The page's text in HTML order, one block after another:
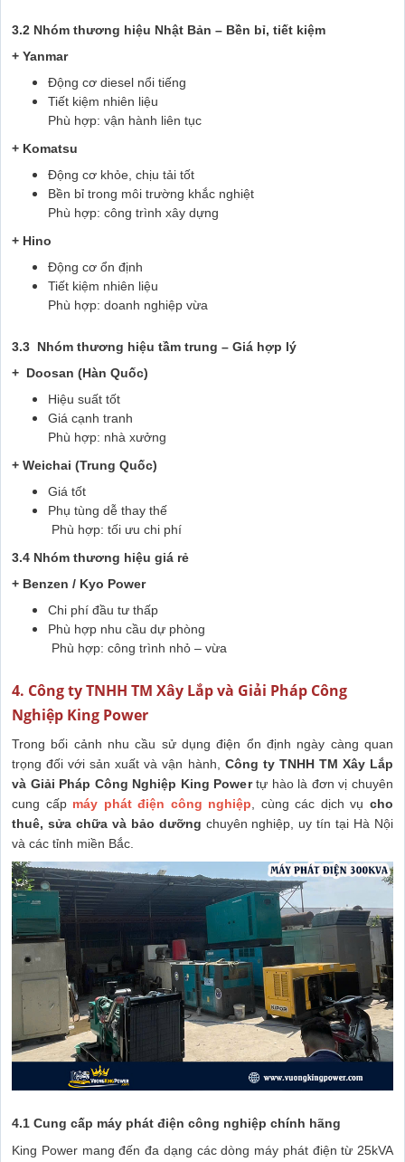
3.2 Nhóm thương hiệu Nhật Bản – Bền bỉ, tiết kiệm
+ Yanmar
Động cơ diesel nổi tiếng
Tiết kiệm nhiên liệu
Phù hợp: vận hành liên tục
+ Komatsu
Động cơ khỏe, chịu tải tốt
Bền bỉ trong môi trường khắc nghiệt
Phù hợp: công trình xây dựng
+ Hino
Động cơ ổn định
Tiết kiệm nhiên liệu
Phù hợp: doanh nghiệp vừa
3.3 Nhóm thương hiệu tầm trung – Giá hợp lý
+ Doosan (Hàn Quốc)
Hiệu suất tốt
Giá cạnh tranh
Phù hợp: nhà xưởng
+ Weichai (Trung Quốc)
Giá tốt
Phụ tùng dễ thay thế
Phù hợp: tối ưu chi phí
3.4 Nhóm thương hiệu giá rẻ
+ Benzen / Kyo Power
Chi phí đầu tư thấp
Phù hợp nhu cầu dự phòng
Phù hợp: công trình nhỏ – vừa
4. Công ty TNHH TM Xây Lắp và Giải Pháp Công
Nghiệp King Power
Trong bối cảnh nhu cầu sử dụng điện ổn định ngày càng quan
trọng đối với sản xuất và vận hành, Công ty TNHH TM Xây Lắp
và Giải Pháp Công Nghiệp King Powertự hào là đơn vị chuyên
cung cấp máy phát điện công nghiệp , cùng các dịch vụcho
thuê, sửa chữa và bảo dưỡng chuyên nghiệp, uy tín tại Hà Nội
và các tỉnh miền Bắc.
4.1 Cung cấp máy phát điện công nghiệp chính hãng
King Power mang đến đa dạng các dòng máy phát điện từ 25kVA